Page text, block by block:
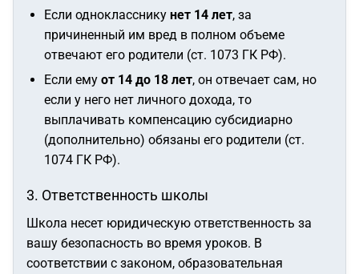
Если однокласснику нет 14 лет, за
причиненный им вред в полном объеме
отвечают его родители (ст. 1073 ГК РФ).
Если ему от 14 до 18 лет, он отвечает сам, но
если у него нет личного дохода, то
выплачивать компенсацию субсидиарно
(дополнительно) обязаны его родители (ст.
1074 ГК РФ).
3. Ответственность школы
Школа несет юридическую ответственность за
вашу безопасность во время уроков. В
соответствии с законом, образовательная